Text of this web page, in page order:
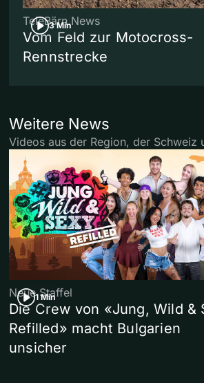
3 Min
TeleBärn News
Vom Feld zur Motocross-
Rennstrecke
Weitere News
Videos aus der Region, der Schweiz
1 Min
Neue Staffel
Die Crew von «Jung, Wild &
Refilled» macht Bulgarien
unsicher